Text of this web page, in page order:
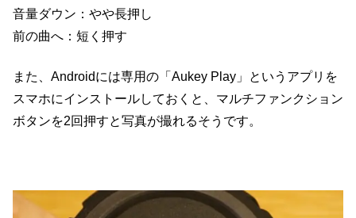
音量ダウン：やや長押し
前の曲へ：短く押す
また、Androidには専用の「Aukey Play」というアプリを
スマホにインストールしておくと、マルチファンクション
ボタンを2回押すと写真が撮れるそうです。